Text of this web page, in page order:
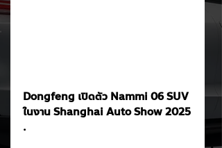
Dongfeng เปิดตัว Nammi 06 SUV
ในงาน Shanghai Auto Show 2025
.